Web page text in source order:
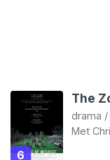
6
The
drama /
Met